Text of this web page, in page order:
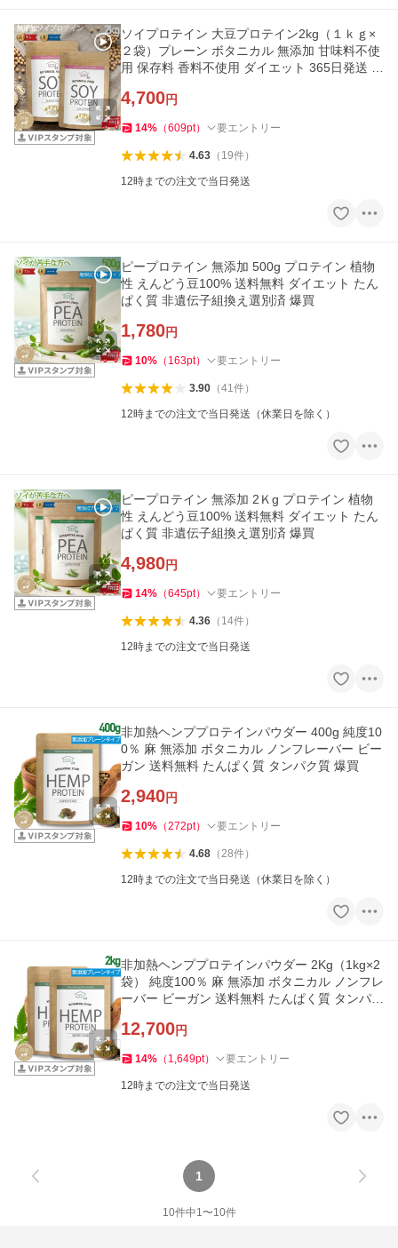
ソイプロテイン 大豆プロテイン2kg（１ｋｇ×
２袋）プレーン ボタニカル 無添加 甘味料不使
用 保存料 香料不使用 ダイエット 365日発送 爆
4,700円
14% （609pt） 要エントリー
4.63（ 19件）
12時までの注文で当日発送
ピープロテイン 無添加 500g プロテイン 植物
性 えんどう豆100% 送料無料 ダイエット たん
ぱく質 非遺伝子組換え選別済 爆買
1,780円
10% （ 163pt） 要エントリー
3.90（41件）
12時までの注文で当日発送（休業日を除く）
ピープロテイン 無添加 2Ｋg プロテイン 植物
性 えんどう豆100% 送料無料 ダイエット たん
ぱく質 非遺伝子組換え選別済 爆買
4,980円
14% （645pt） 要エントリー
4.36（ 14件）
12時までの注文で当日発送
非加熱ヘンププロテインパウダー 400g 純度10
0％ 麻 無添加 ボタニカル ノンフレーバー ビー
ガン 送料無料 たんぱく質 タンパク質 爆買
2,940円
10% （272pt） 要エントリー
4.68（28件）
12時までの注文で当日発送（休業日を除く）
非加熱ヘンププロテインパウダー 2Kg（1kg×2
袋） 純度100％ 麻 無添加 ボタニカル ノンフレ
ーバー ビーガン 送料無料 たんぱく質 タンパク
12,700円
14% （ 1,649pt） 要エントリー
12時までの注文で当日発送
1
10件中1〜10件